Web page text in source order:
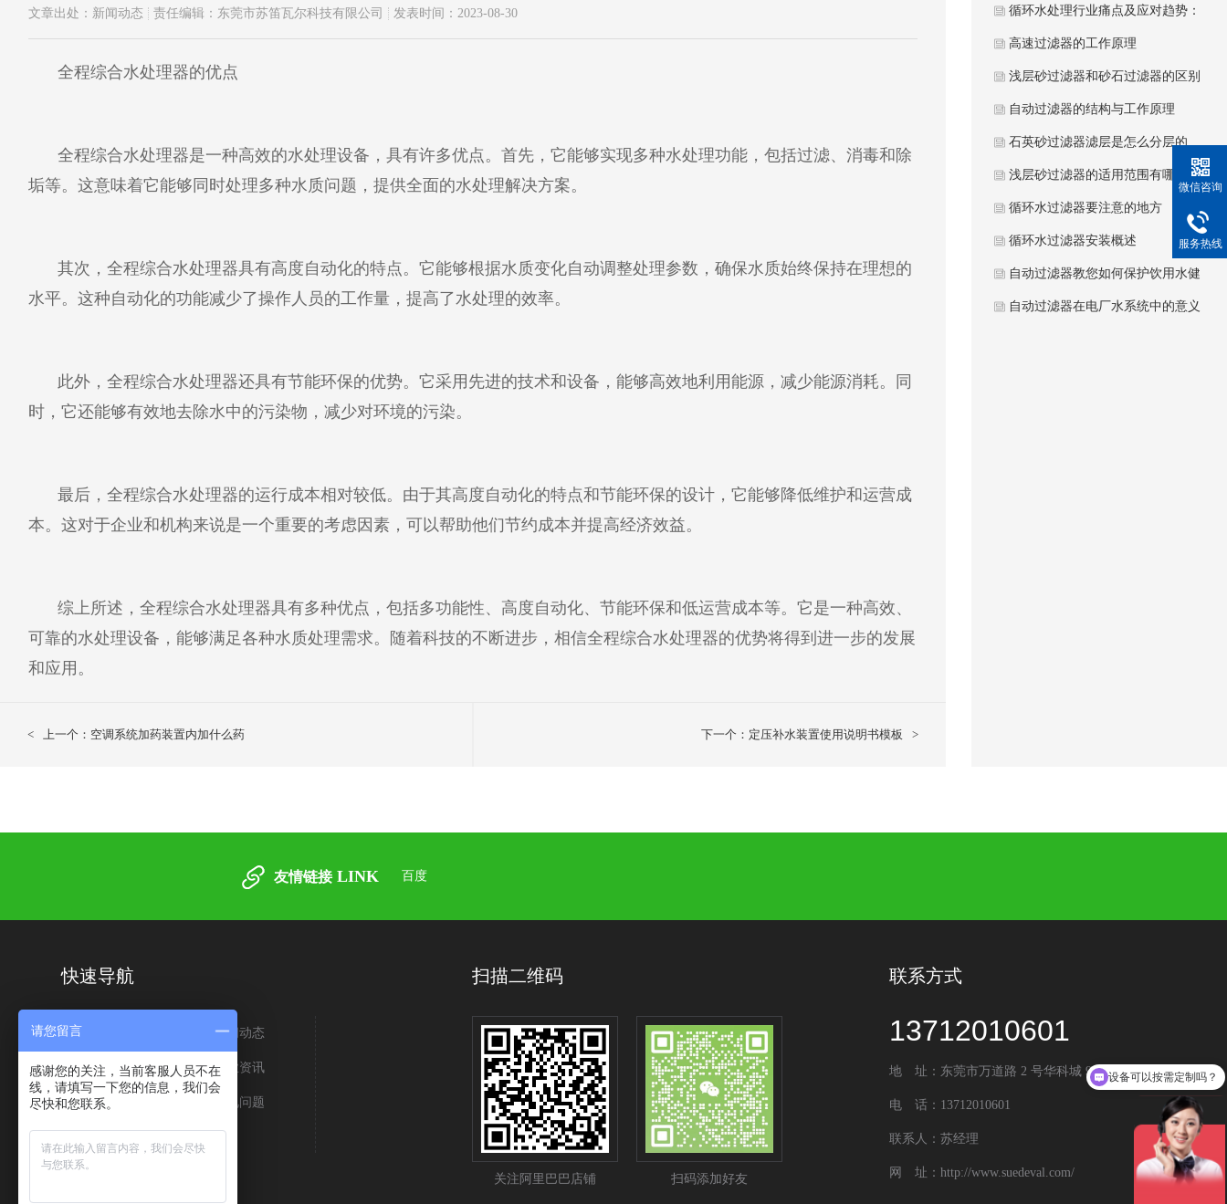
文章出处：新闻动态 责任编辑：东莞市苏笛瓦尔科技有限公司 发表时间：2023-08-30
全程综合水处理器的优点
全程综合水处理器是一种高效的水处理设备，具有许多优点。首先，它能够实现多种水处理功能，包括过滤、消毒和除
垢等。这意味着它能够同时处理多种水质问题，提供全面的水处理解决方案。
其次，全程综合水处理器具有高度自动化的特点。它能够根据水质变化自动调整处理参数，确保水质始终保持在理想的
水平。这种自动化的功能减少了操作人员的工作量，提高了水处理的效率。
此外，全程综合水处理器还具有节能环保的优势。它采用先进的技术和设备，能够高效地利用能源，减少能源消耗。同
时，它还能够有效地去除水中的污染物，减少对环境的污染。
最后，全程综合水处理器的运行成本相对较低。由于其高度自动化的特点和节能环保的设计，它能够降低维护和运营成
本。这对于企业和机构来说是一个重要的考虑因素，可以帮助他们节约成本并提高经济效益。
综上所述，全程综合水处理器具有多种优点，包括多功能性、高度自动化、节能环保和低运营成本等。它是一种高效、
可靠的水处理设备，能够满足各种水质处理需求。随着科技的不断进步，相信全程综合水处理器的优势将得到进一步的发展
和应用。
< 上一个：空调系统加药装置内加什么药 下一个：定压补水装置使用说明书模板 >
循环水处理行业痛点及应对趋势：
高速过滤器的工作原理
浅层砂过滤器和砂石过滤器的区别
自动过滤器的结构与工作原理
石英砂过滤器滤层是怎么分层的
浅层砂过滤器的适用范围有哪些
循环水过滤器要注意的地方
循环水过滤器安装概述
自动过滤器教您如何保护饮用水健
自动过滤器在电厂水系统中的意义
友情链接 LINK 百度
快速导航
关于我们
生产车间
荣誉资质
联系我们
新闻动态
行业资讯
常见问题
扫描二维码
关注阿里巴巴店铺 扫码添加好友
联系方式
13712010601
地 址：东莞市万道路 2 号华科城 9 号楼
电 话：13712010601
联系人：苏经理
网 址：http://www.suedeval.com/
微信咨询
服务热线
设备可以按需定制吗？
请您留言
感谢您的关注，当前客服人员不在
线，请填写一下您的信息，我们会
尽快和您联系。